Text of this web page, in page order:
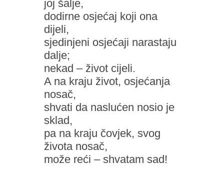
joj šalje,
dodirne osjećaj koji ona
dijeli,
sjedinjeni osjećaji narastaju
dalje;
nekad – život cijeli.
A na kraju život, osjećanja
nosač,
shvati da naslućen nosio je
sklad,
pa na kraju čovjek, svog
života nosač,
može reći – shvatam sad!